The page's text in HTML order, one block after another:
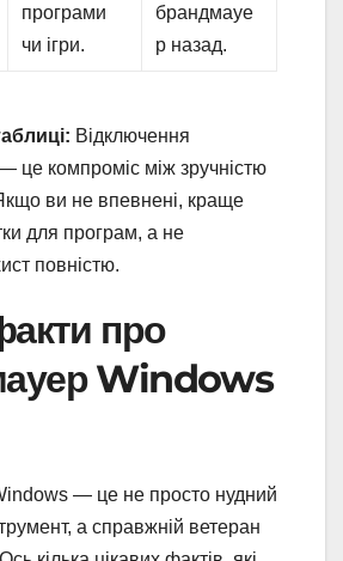
програми
чи ігри.
брандмауе
р назад.
Відключення
це компроміс між зручністю
ви не впевнені, краще
для програм, а не
повністю.
про
Windows
— це не просто нудний
а справжній ветеран